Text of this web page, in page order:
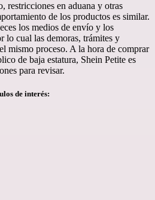
restricciones en aduana y otras
de los productos es similar.
los medios de envío y los
lo cual las demoras, trámites y
mismo proceso. A la hora de comprar
de baja estatura, Shein Petite es
para revisar.
de interés: